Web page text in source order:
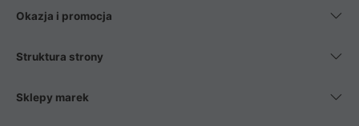
Okazja i promocja
Struktura strony
Sklepy marek